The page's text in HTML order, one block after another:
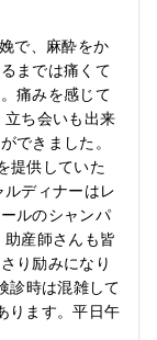
で、麻酔をか
までは痛くて
痛みを感じて
立ち会いも出来
できました。
提供していた
ディナーはレ
ルのシャンパ
産師さんも皆
り励みになり
診時は混雑して
ります。平日午